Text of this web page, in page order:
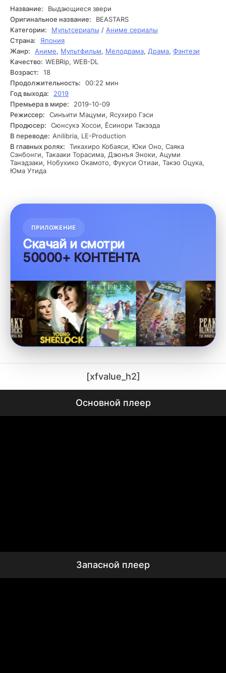
выдающиеся существа, каждое со своим характером и
даром, собираются вместе, чтобы исправить ситуацию,
которая угрожает их существованию. По мере того как
герои погружаются в расследование, они сталкиваются с
различными препятствиями и открытиями, которые
ставят под сомнение их представления о добре и зле. В
ходе поисков они находят следы древнего зла,
пытающегося вернуть свои силы. Команда должна
научиться действовать вместе, преодолевая
недопонимания и внутренние конфликты. На пути к истине
возникают спонтанные сторонники и противники, а также
загадки, требующие сообразительности и силы воли.
Конъюнктура накаляется, и иногда одна из их личных тайн
всплывает наружу, угрожая разрушить всё, что они
построили.
Название:
Выдающиеся звери
Оригинальное название:
BEASTARS
Категории:
Мультсериалы / Аниме сериалы
Страна:
Япония
Жанр:
Аниме, Мультфильм, Мелодрама, Драма, Фэнтези
Качество: WEBRip, WEB-DL
Возраст:
18
Продолжительность:
00:22 мин
Год выхода:
2019
Премьера в мире:
2019-10-09
Режиссер:
Синъити Мацуми, Ясухиро Гэси
Продюсер:
Сюнсукэ Хосои, Ёсинори Такээда
В переводе: Anilibria, LE-Production
В главных ролях:
Тикахиро Кобаяси, Юки Оно, Саяка
Сэнбонги, Такааки Торасима, Дзюнъя Эноки, Ацуми
Танэдзаки, Нобухико Окамото, Фукуси Отиаи, Такэо Оцука,
Юма Утида
ПРИЛОЖЕНИЕ
Скачай и смотри
50000+ КОНТЕНТА
[xfvalue_h2]
Основной плеер
Запасной плеер